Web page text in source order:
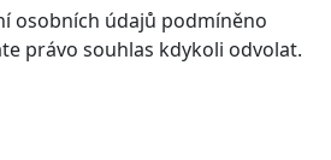
osobních údajů podmíněno
právo souhlas kdykoli odvolat.